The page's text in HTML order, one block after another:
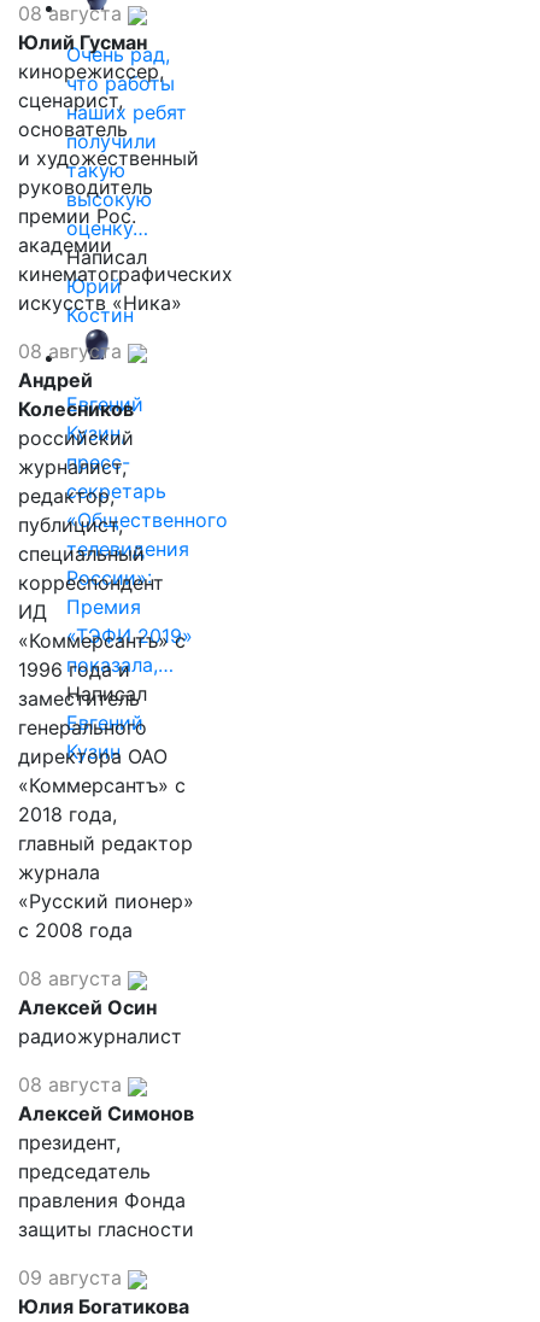
Очень рад,
что работы
наших ребят
получили
такую
высокую
оценку…
Написал
Юрий
Костин
Евгений
Кузин,
пресс-
секретарь
«Общественного
телевидения
России»:
Премия
«ТЭФИ 2019»
показала,…
Написал
Евгений
Кузин
08 августа
Юлий Гусман
кинорежиссер,
сценарист,
основатель
и художественный
руководитель
премии Рос.
академии
кинематографических
искусств «Ника»
08 августа
Андрей
Колесников
российский
журналист,
редактор,
публицист,
специальный
корреспондент
ИД
«Коммерсантъ» с
1996 года и
заместитель
генерального
директора ОАО
«Коммерсантъ» с
2018 года,
главный редактор
журнала
«Русский пионер»
с 2008 года
08 августа
Алексей Осин
радиожурналист
08 августа
Алексей Симонов
президент,
председатель
правления Фонда
защиты гласности
09 августа
Юлия Богатикова